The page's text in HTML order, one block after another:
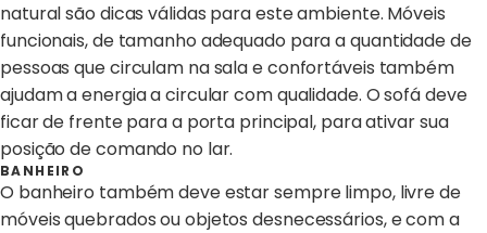
natural são dicas válidas para este ambiente. Móveis
funcionais, de tamanho adequado para a quantidade de
pessoas que circulam na sala e confortáveis também
ajudam a energia a circular com qualidade. O sofá deve
ficar de frente para a porta principal, para ativar sua
posição de comando no lar.
BANHEIRO
O banheiro também deve estar sempre limpo, livre de
móveis quebrados ou objetos desnecessários, e com a